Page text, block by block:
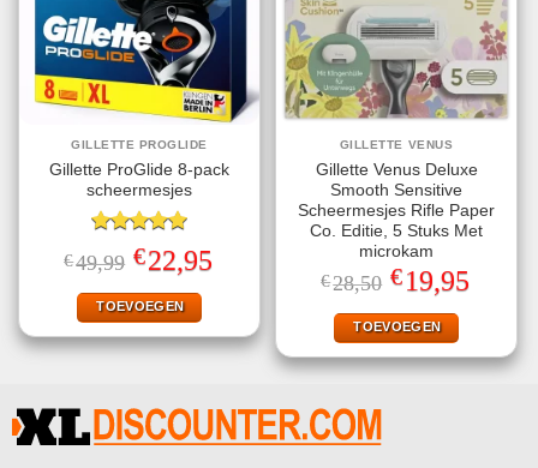
GILLETTE PROGLIDE
Gillette ProGlide 8-pack
scheermesjes
Gewaardeerd
5.00uit 5
€49,99 Oorspronkelijke
prijs
was:
€49,99.
€22,95prijs
TOEVOEGEN
GILLETTE VENUS
Gillette Venus Deluxe
Smooth Sensitive
Scheermesjes Rifle Paper
Co. Editie, 5 Stuks Met
microkam
€28,50 Oorspronkelijke
prijs
was:
€28,50.
€19,95prijs
TOEVOEGEN